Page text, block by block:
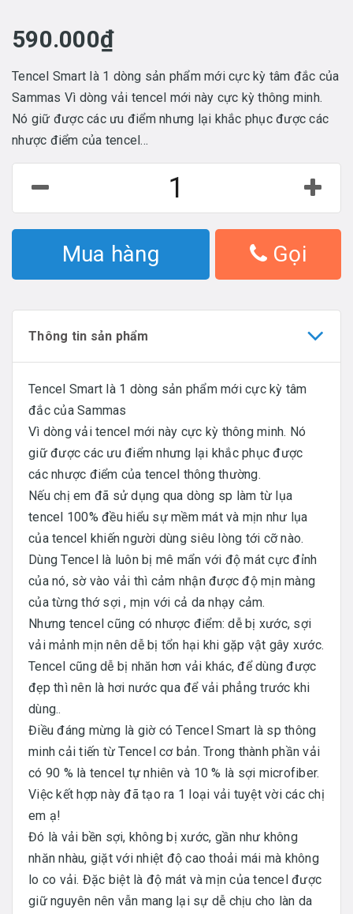
590.000₫
Tencel Smart là 1 dòng sản phẩm mới cực kỳ tâm đắc của
Sammas Vì dòng vải tencel mới này cực kỳ thông minh.
Nó giữ được các ưu điểm nhưng lại khắc phục được các
nhược điểm của tencel...
Mua hàng Gọi
Thông tin sản phẩm
Tencel Smart là 1 dòng sản phẩm mới cực kỳ tâm
đắc của Sammas
Vì dòng vải tencel mới này cực kỳ thông minh. Nó
giữ được các ưu điểm nhưng lại khắc phục được
các nhược điểm của tencel thông thường.
Nếu chị em đã sử dụng qua dòng sp làm từ lụa
tencel 100% đều hiểu sự mềm mát và mịn như lụa
của tencel khiến người dùng siêu lòng tới cỡ nào.
Dùng Tencel là luôn bị mê mẩn với độ mát cực đỉnh
của nó, sờ vào vải thì cảm nhận được độ mịn màng
của từng thớ sợi , mịn với cả da nhạy cảm.
Nhưng tencel cũng có nhược điểm: dễ bị xước, sợi
vải mảnh mịn nên dễ bị tổn hại khi gặp vật gây xước.
Tencel cũng dễ bị nhăn hơn vải khác, để dùng được
đẹp thì nên là hơi nước qua để vải phẳng trước khi
dùng..
Điều đáng mừng là giờ có Tencel Smart là sp thông
minh cải tiến từ Tencel cơ bản. Trong thành phần vải
có 90 % là tencel tự nhiên và 10 % là sợi microfiber.
Việc kết hợp này đã tạo ra 1 loại vải tuyệt vời các chị
em ạ!
Đó là vải bền sợi, không bị xước, gần như không
nhăn nhàu, giặt với nhiệt độ cao thoải mái mà không
lo co vải. Đặc biệt là độ mát và mịn của tencel được
giữ nguyên nên vẫn mang lại sự dễ chịu cho làn da